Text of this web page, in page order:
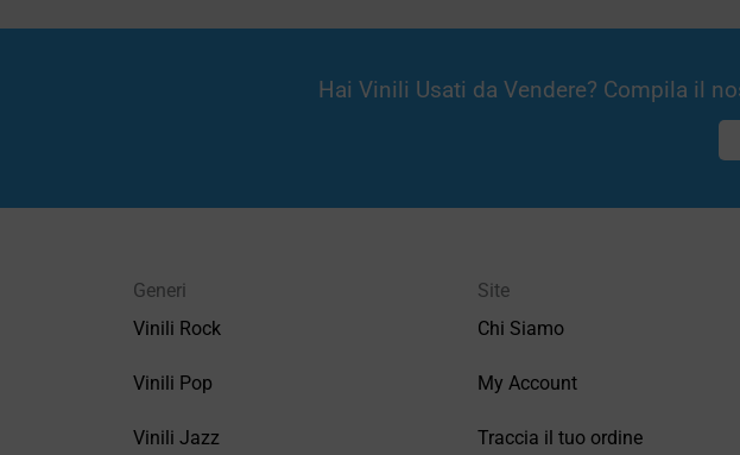
Hai Vinili Usati da Vendere? Compila il
Generi
Vinili Rock
Vinili Pop
Vinili Jazz
Site
Chi Siamo
My Account
Traccia il tuo ordine